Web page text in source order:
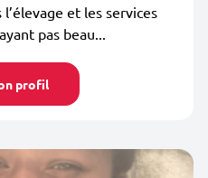
et les services
pas beau...
profil